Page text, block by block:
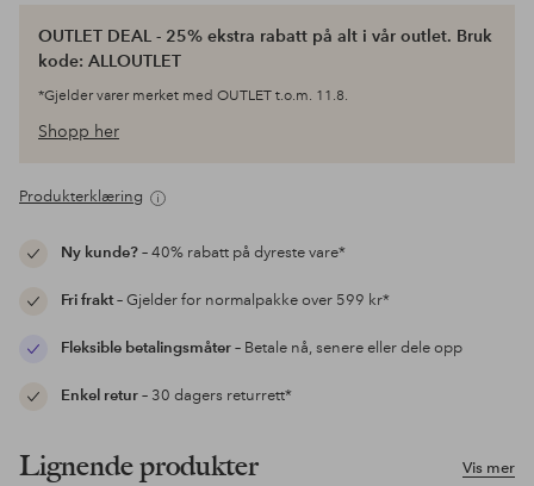
OUTLET DEAL - 25% ekstra rabatt på alt i vår outlet. Bruk
kode: ALLOUTLET
*Gjelder varer merket med OUTLET t.o.m. 11.8.
Shopp her
Produkterklæring
Ny kunde?– 40% rabatt på dyreste vare*
Fri frakt– Gjelder for normalpakke over 599 kr*
Fleksible betalingsmåter– Betale nå, senere eller dele opp
Enkel retur– 30 dagers returrett*
Vis mer
Lignende produkter